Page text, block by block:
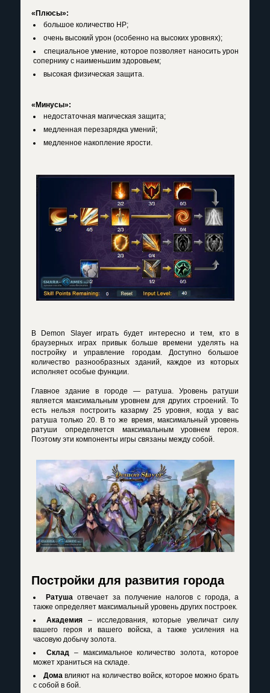
«Плюсы»:
большое количество HP;
очень высокий урон (особенно на высоких уровнях);
специальное умение, которое позволяет наносить урон
сопернику с наименьшим здоровьем;
высокая физическая защита.
«Минусы»:
недостаточная магическая защита;
медленная перезарядка умений;
медленное накопление ярости.
В Demon Slayer играть будет интересно и тем, кто в
браузерных играх привык больше времени уделять на
постройку и управление городам. Доступно большое
количество разнообразных зданий, каждое из которых
исполняет особые функции.
Главное здание в городе — ратуша. Уровень ратуши
является максимальным уровнем для других строений. То
есть нельзя построить казарму 25 уровня, когда у вас
ратуша только 20. В то же время, максимальный уровень
ратуши определяется максимальным уровнем героя.
Поэтому эти компоненты игры связаны между собой.
Постройки для развития города
Ратуша отвечает за получение налогов с города, а
также определяет максимальный уровень других построек.
Академия – исследования, которые увеличат силу
вашего героя и вашего войска, а также усиления на
часовую добычу золота.
Склад – максимальное количество золота, которое
может храниться на складе.
Дома влияют на количество войск, которое можно брать
с собой в бой.